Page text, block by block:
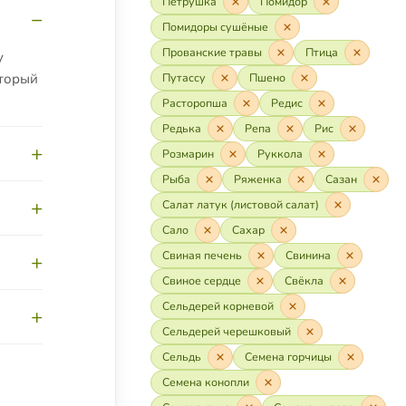
и
Помидоры сушёные
Прованские травы
Птица
Путассу
Пшено
Расторопша
Редис
Редька
Репа
Рис
Розмарин
Руккола
Рыба
Ряженка
Сазан
Салат латук (листовой салат)
Сало
Сахар
Свиная печень
Свинина
Свиное сердце
Свёкла
Сельдерей корневой
Сельдерей черешковый
Сельдь
Семена горчицы
Семена конопли